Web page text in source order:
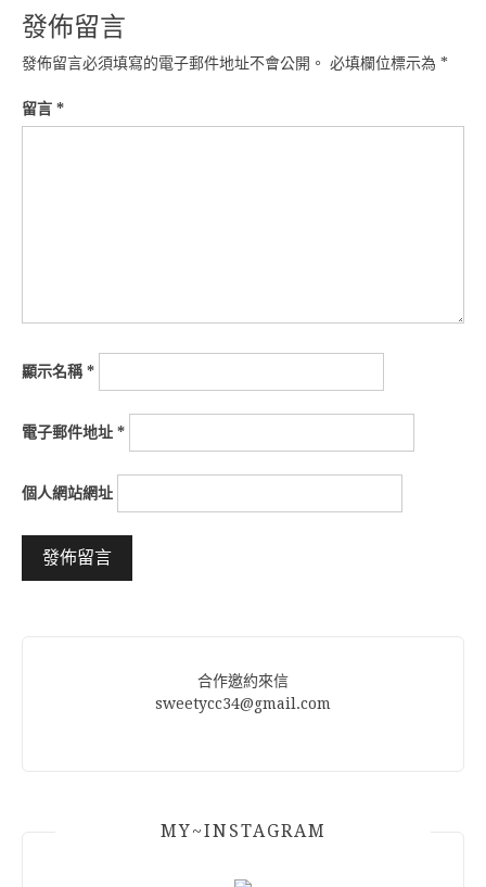
發佈留言
發佈留言必須填寫的電子郵件地址不會公開。 必填欄位標示為 *
留言 *
顯示名稱*
電子郵件地址 *
個人網站網址
合作邀約來信
sweetycc34@gmail.com
MY~INSTAGRAM